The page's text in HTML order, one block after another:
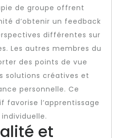
de groupe offrent
d’obtenir un feedback
différentes sur
Les autres membres du
des points de vue
solutions créatives et
personnelle. Ce
favorise l’apprentissage
et